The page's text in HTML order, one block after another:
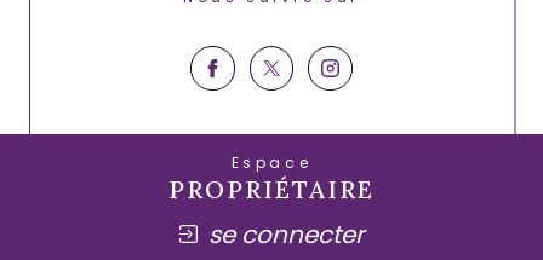
Espace
PROPRIÉTAIRE
se connecter